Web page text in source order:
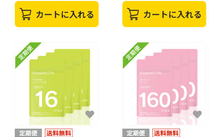
カートに入れる カートに入れる